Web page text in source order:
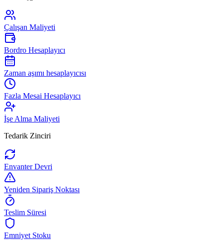
Çalışan Maliyeti
Bordro Hesaplayıcı
Zaman aşımı hesaplayıcısı
Fazla Mesai Hesaplayıcı
İşe Alma Maliyeti
Tedarik Zinciri
Envanter Devri
Yeniden Sipariş Noktası
Teslim Süresi
Emniyet Stoku